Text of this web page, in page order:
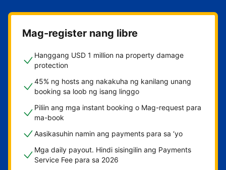
Mag-register nang libre
Hanggang USD 1 million na property damage
protection
45% ng hosts ang nakakuha ng kanilang unang
booking sa loob ng isang linggo
Piliin ang mga instant booking o Mag-request para
ma-book
Aasikasuhin namin ang payments para sa ‘yo
Mga daily payout. Hindi sisingilin ang Payments
Service Fee para sa 2026